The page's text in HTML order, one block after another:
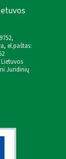
el.paštas:
Juridinių